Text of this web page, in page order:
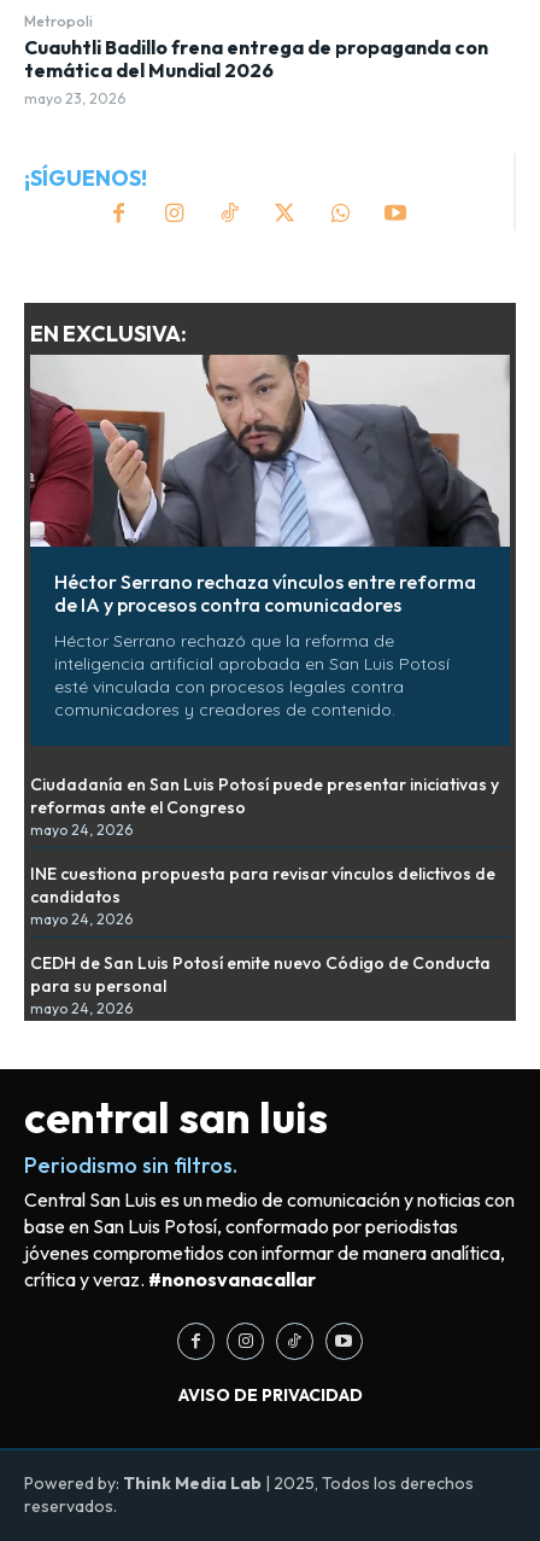
Metropoli
Cuauhtli Badillo frena entrega de propaganda con
temática del Mundial 2026
mayo 23, 2026
¡SÍGUENOS!
EN EXCLUSIVA:
Héctor Serrano rechaza vínculos entre reforma
de IA y procesos contra comunicadores
Héctor Serrano rechazó que la reforma de
inteligencia artificial aprobada en San Luis Potosí
esté vinculada con procesos legales contra
comunicadores y creadores de contenido.
Ciudadanía en San Luis Potosí puede presentar iniciativas y
reformas ante el Congreso
mayo 24, 2026
INE cuestiona propuesta para revisar vínculos delictivos de
candidatos
mayo 24, 2026
CEDH de San Luis Potosí emite nuevo Código de Conducta
para su personal
mayo 24, 2026
central san luis
Periodismo sin filtros.
Central San Luis es un medio de comunicación y noticias con
base en San Luis Potosí, conformado por periodistas
jóvenes comprometidos con informar de manera analítica,
crítica y veraz. #nonosvanacallar
AVISO DE PRIVACIDAD
Powered by: Think Media Lab | 2025, Todos los derechos
reservados.